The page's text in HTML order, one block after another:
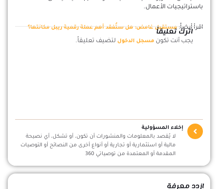
باستراتيجيات الأعمال.
اقرأ أيضاً:مستقبل غامض: هل ستُفقد أهم عملة رقمية ريبل مكانتها؟
اترك تعليقاً
يجب أنت تكون مسجل الدخول لتضيف تعليقاً.
إخلاء المسؤولية
لا يُقصد بالمعلومات والمنشورات أن تكون، أو تشكل، أي نصيحة
مالية أو استثمارية أو تجارية أو أنواع أخرى من النصائح أو التوصيات
المقدمة أو المعتمدة من توصياتي 360
ازدد معرفة